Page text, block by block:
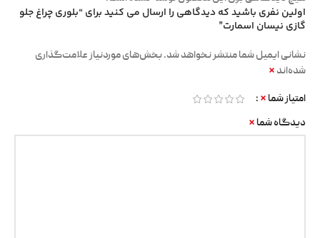
اولین نفری باشید که دیدگاهی را ارسال می کنید برای “بلوری چراغ جلو
گازی نیسان اسمارت”
نشانی ایمیل شما منتشر نخواهد شد.بخش‌های موردنیاز علامت‌گذاری
شده‌اند *
امتیاز شما *
دیدگاه شما *